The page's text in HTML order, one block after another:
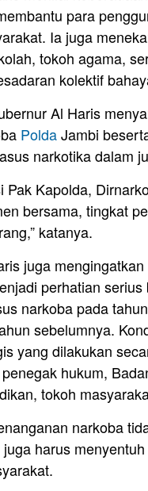
para
Ia juga
tokoh agama,
kolektif
Al Haris
PoldaJambi
narkotika dalam
Pak Kapolda,
bersama, tingkat
katanya.
juga
perhatian
narkoba pada
sebelumnya.
yang dilakukan
hukum,
tokoh
narkoba
harus